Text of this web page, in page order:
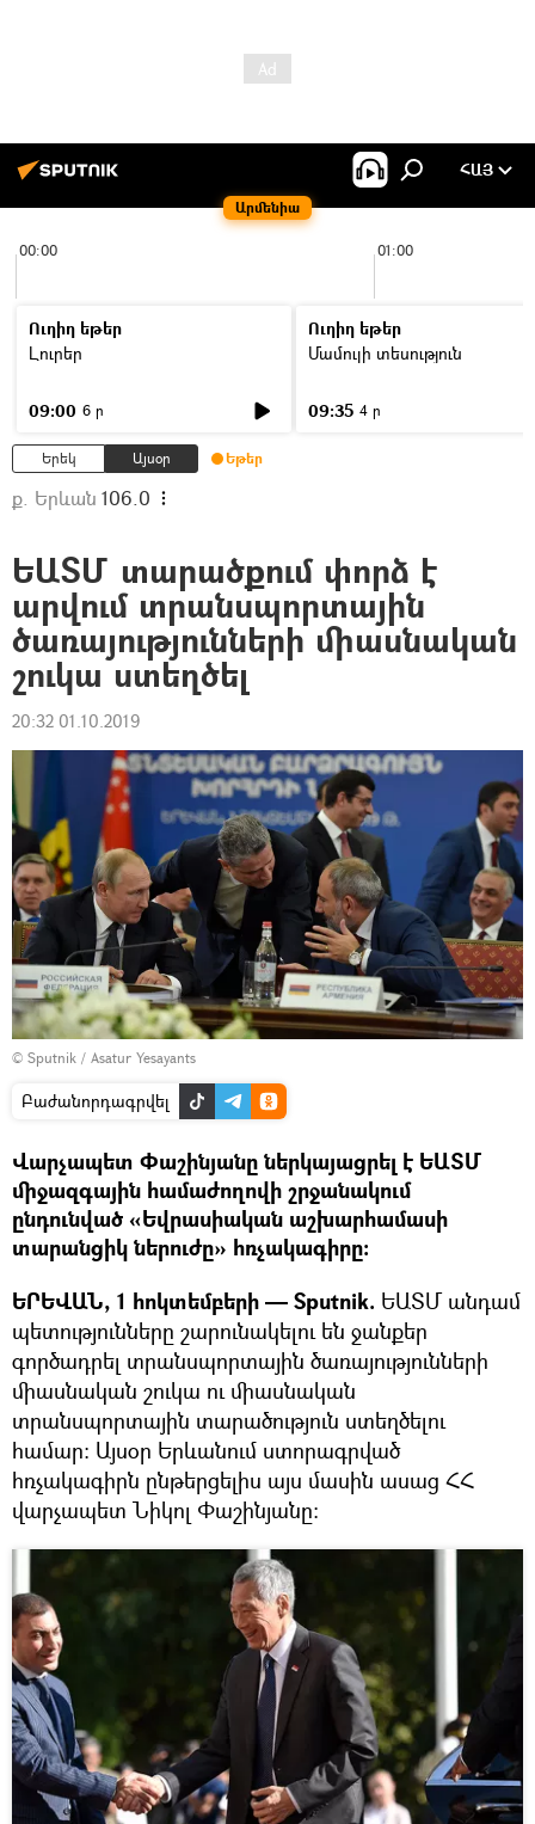
Արմենիա
ՀԱՅ
00:00 01:00
Ուղիղ եթեր
Լուրեր
09:00 6 ր
Ուղիղ եթեր
Մամուլի տեսություն
09:35 4 ր
Երեկ Այսօր Եթեր
ք. Երևան 106.0
ԵԱՏՄ տարածքում փորձ է
արվում տրանսպորտային
ծառայությունների միասնական
շուկա ստեղծել
20:32 01.10.2019
© Sputnik / Asatur Yesayants
Բաժանորդագրվել
Վարչապետ Փաշինյանը ներկայացրել է ԵԱՏՄ
միջազգային համաժողովի շրջանակում
ընդունված «Եվրասիական աշխարհամասի
տարանցիկ ներուժը» հռչակագիրը։
ԵՐԵՎԱՆ, 1 հոկտեմբերի — Sputnik. ԵԱՏՄ անդամ
պետությունները շարունակելու են ջանքեր
գործադրել տրանսպորտային ծառայությունների
միասնական շուկա ու միասնական
տրանսպորտային տարածություն ստեղծելու
համար։ Այսօր Երևանում ստորագրված
հռչակագիրն ընթերցելիս այս մասին ասաց ՀՀ
վարչապետ Նիկոլ Փաշինյանը: